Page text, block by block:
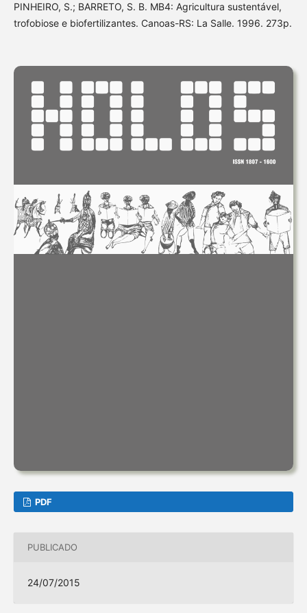
PINHEIRO, S.; BARRETO, S. B. MB4: Agricultura sustentável,
trofobiose e biofertilizantes. Canoas-RS: La Salle. 1996. 273p.
PDF
PUBLICADO
24/07/2015